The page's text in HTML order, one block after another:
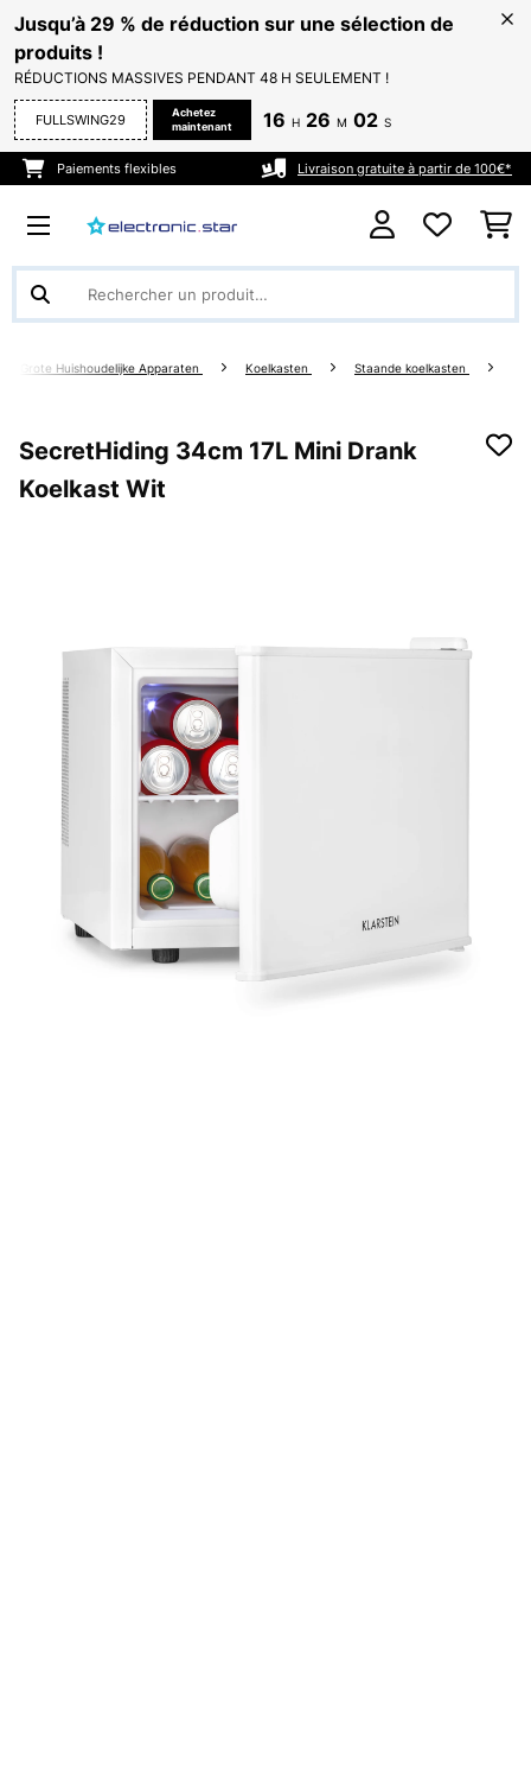
Jusqu’à 29 % de réduction sur une sélection de
produits !
RÉDUCTIONS MASSIVES PENDANT 48 H SEULEMENT !
FULLSWING29
Achetez
maintenant
16 H 26 M 02 S
Paiements flexibles Livraison gratuite à partir de 100€*
Grote Huishoudelijke Apparaten Koelkasten Staande koelkasten
SecretHiding 34cm 17L Mini Drank
Koelkast Wit